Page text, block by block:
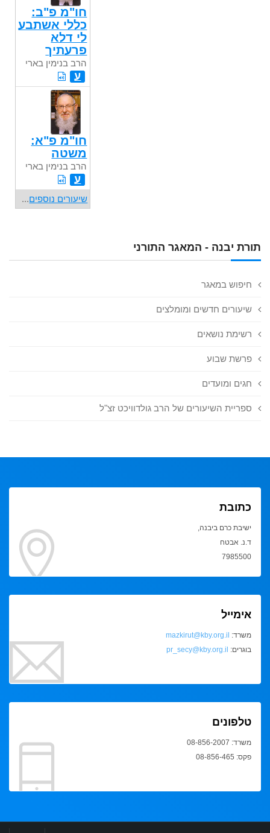
תורת יבנה - המאגר התורני
חיפוש במאגר
שיעורים חדשים ומומלצים
רשימת נושאים
פרשת שבוע
חגים ומועדים
ספריית השיעורים של הרב גולדוויכט זצ"ל
חו"מ פ"ב:
כללי אשתבע
לי דלא
פרעתיך
הרב בנימין בארי
ע
חו"מ פ"א:
משטה
הרב בנימין בארי
ע
שיעורים נוספים...
כתובת
ישיבת כרם ביבנה,
ד.נ. אבטח
7985500
אימייל
משרד: mazkirut@kby.org.il
בוגרים: pr_secy@kby.org.il
טלפונים
משרד: 08-856-2007
פקס: 08-856-465